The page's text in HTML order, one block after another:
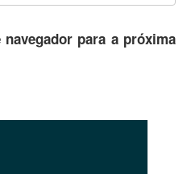
para a próxima